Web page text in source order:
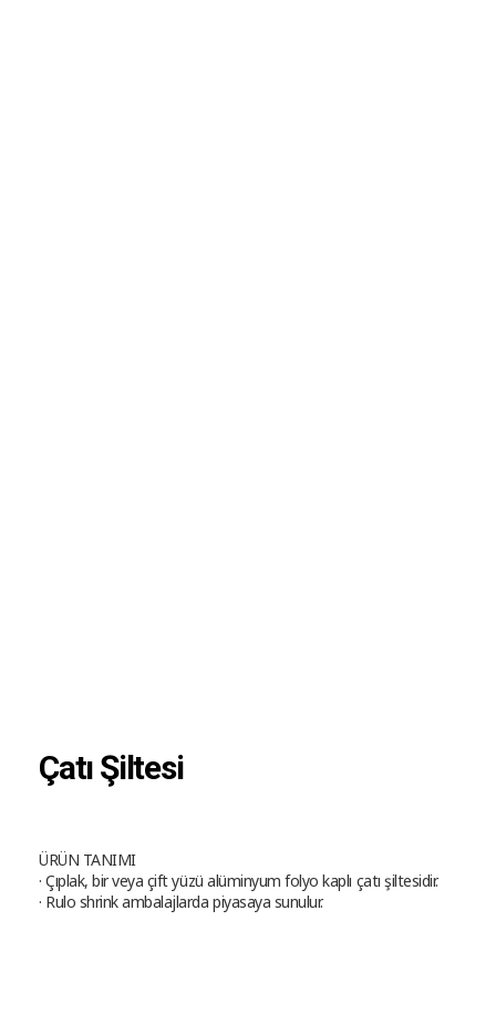
Çatı Şiltesi
ÜRÜN TANIMI
· Çıplak, bir veya çift yüzü alüminyum folyo kaplı çatı şiltesidir.
· Rulo shrink ambalajlarda piyasaya sunulur.